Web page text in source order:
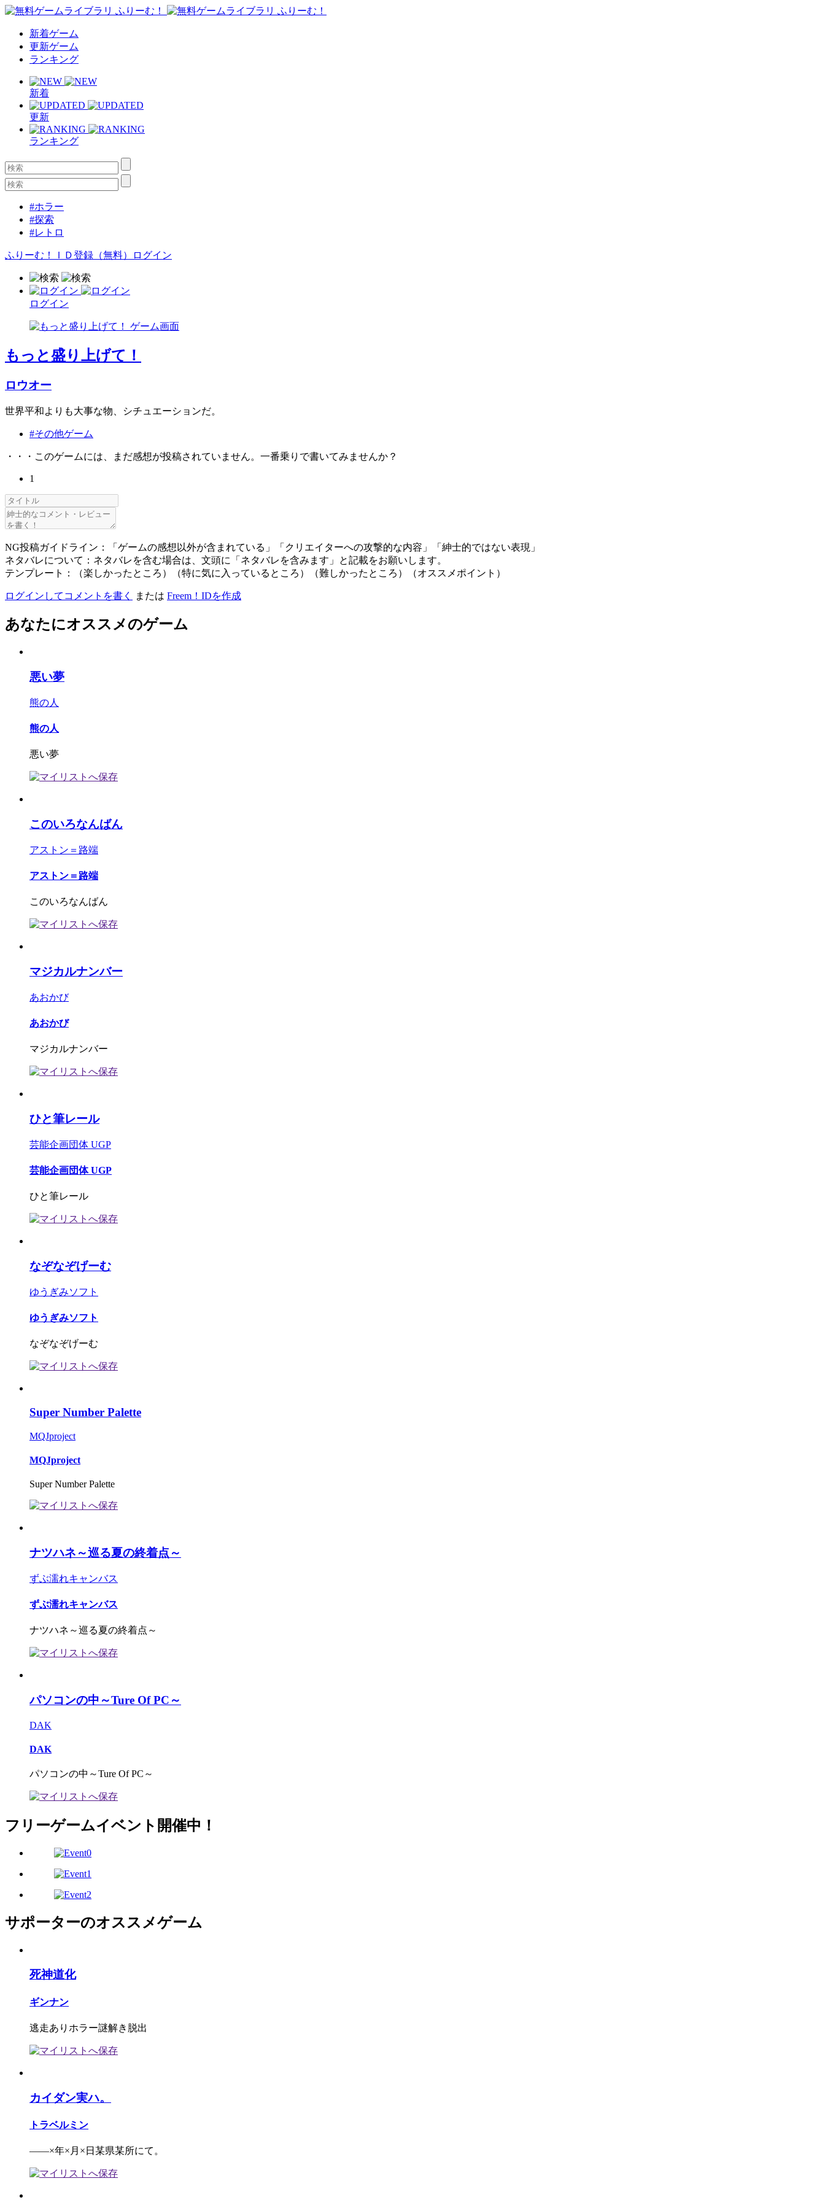
新着ゲーム
更新ゲーム
ランキング
新着
更新
ランキング
#ホラー
#探索
#レトロ
ふりーむ！ＩＤ登録（無料） ログイン
ログイン
もっと盛り上げて！
ロウオー
世界平和よりも大事な物、シチュエーションだ。
#その他ゲーム
・・・このゲームには、まだ感想が投稿されていません。一番乗りで書いてみませんか？
1
NG投稿ガイドライン：「ゲームの感想以外が含まれている」「クリエイターへの攻撃的な内容」「紳士的ではない表現」
ネタバレについて：ネタバレを含む場合は、文頭に「ネタバレを含みます」と記載をお願いします。
テンプレート：（楽しかったところ）（特に気に入っているところ）（難しかったところ）（オススメポイント）
ログインしてコメントを書く または Freem！IDを作成
あなたにオススメのゲーム
悪い夢
熊の人
熊の人
悪い夢
このいろなんばん
アストン＝路端
アストン＝路端
このいろなんばん
マジカルナンバー
あおかび
あおかび
マジカルナンバー
ひと筆レール
芸能企画団体 UGP
芸能企画団体 UGP
ひと筆レール
なぞなぞげーむ
ゆうぎみソフト
ゆうぎみソフト
なぞなぞげーむ
Super Number Palette
MQJproject
MQJproject
Super Number Palette
ナツハネ～巡る夏の終着点～
ずぶ濡れキャンバス
ずぶ濡れキャンバス
ナツハネ～巡る夏の終着点～
パソコンの中～Ture Of PC～
DAK
DAK
パソコンの中～Ture Of PC～
フリーゲームイベント開催中！
サポーターのオススメゲーム
死神道化
ギンナン
逃走ありホラー謎解き脱出
カイダン実ハ。
トラベルミン
――×年×月×日某県某所にて。